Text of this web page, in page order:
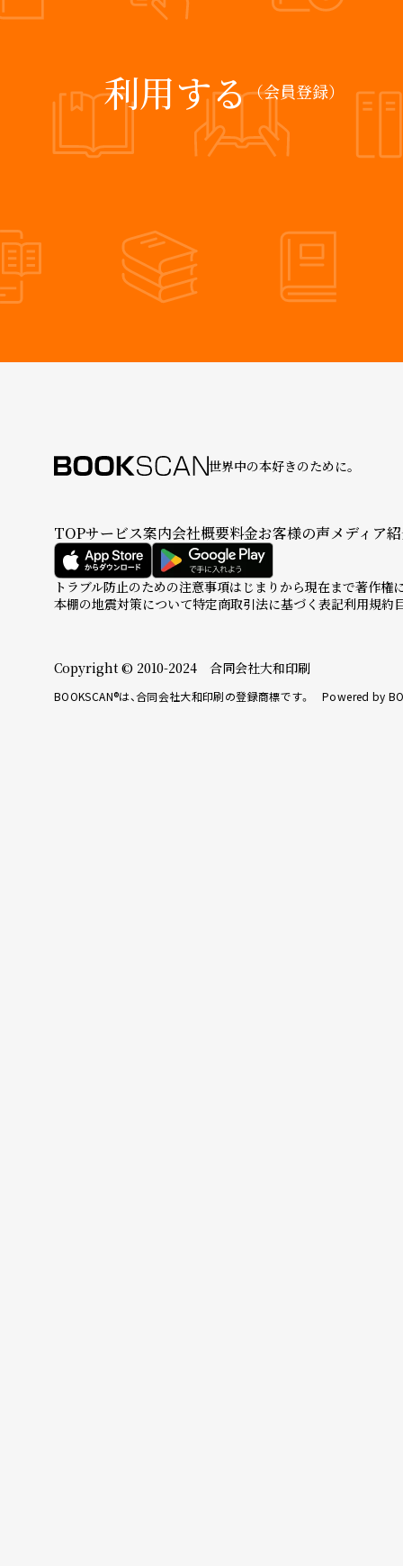
利用する（会員登録）
世界中の本好きのために。
TOPサービス案内会社概要料金お客様の声メディア
トラブル防止のための注意事項はじまりから現在まで著作権
本棚の地震対策について特定商取引法に基づく表記利用規約
Copyright © 2010-2024 合同会社大和印刷
BOOKSCAN®は、合同会社大和印刷の登録商標です。 Powered by